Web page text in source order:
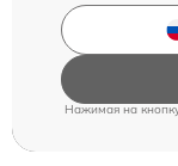
Нажимая на